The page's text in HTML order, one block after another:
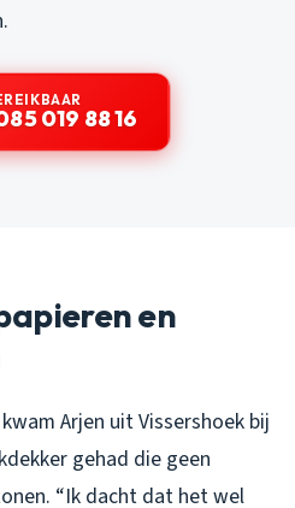
019 88 16
en
Arjen uit Vissershoek bij
gehad die geen
“Ik dacht dat het wel